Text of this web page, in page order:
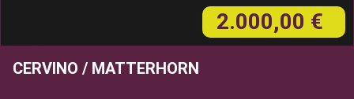
2.000,00 €
CERVINO / MATTERHORN